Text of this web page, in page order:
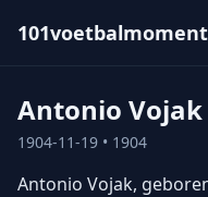
Antonio Vojak
1904-11-19 • 1904
Antonio Vojak,